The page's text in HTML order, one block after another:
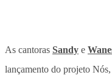
As cantoras Sandy e
lançamento do projeto